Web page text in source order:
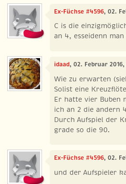
Ex-Füchse #4596, 02.
C is die
an 4, esseidenn
idaad, 02. Februar 2016,
Wie zu erwarten
Solist eine
Er hatte vier Buben
ich an 2 die andern
Durch Aufspiel der
grade so die 90.
Ex-Füchse #4596, 02.
und der Aufspieler